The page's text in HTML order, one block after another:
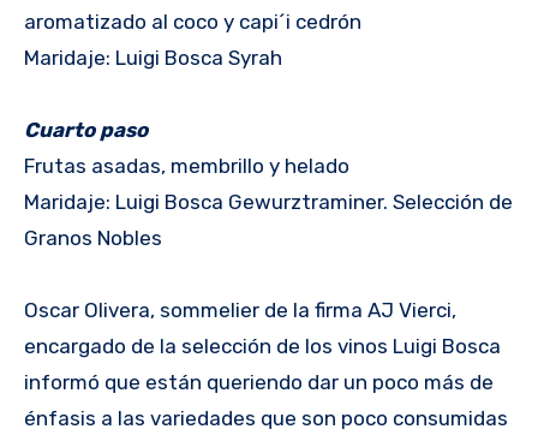
aromatizado al coco y capi´i cedrón
Maridaje: Luigi Bosca Syrah
Cuarto paso
Frutas asadas, membrillo y helado
Maridaje: Luigi Bosca Gewurztraminer. Selección de
Granos Nobles
Oscar Olivera, sommelier de la firma AJ Vierci,
encargado de la selección de los vinos Luigi Bosca
informó que están queriendo dar un poco más de
énfasis a las variedades que son poco consumidas